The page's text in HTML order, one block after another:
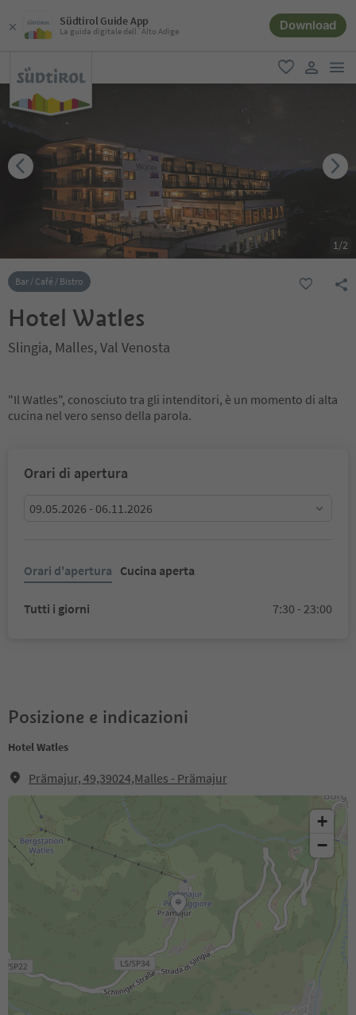
Südtirol Guide App
La guida digitale dell´Alto Adige Download
favoriti
user link
1/2
Bar / Café / Bistro
Hotel Watles
Slingia, Malles, Val Venosta
"Il Watles", conosciuto tra gli intenditori, è un momento di alta
cucina nel vero senso della parola.
Orari di apertura
09.05.2026 - 06.11.2026
Orari d'apertura Cucina aperta
Tutti i giorni 7:30 - 23:00
Posizione e indicazioni
Hotel Watles
Prämajur, 49,39024,Malles - Prämajur
+
−